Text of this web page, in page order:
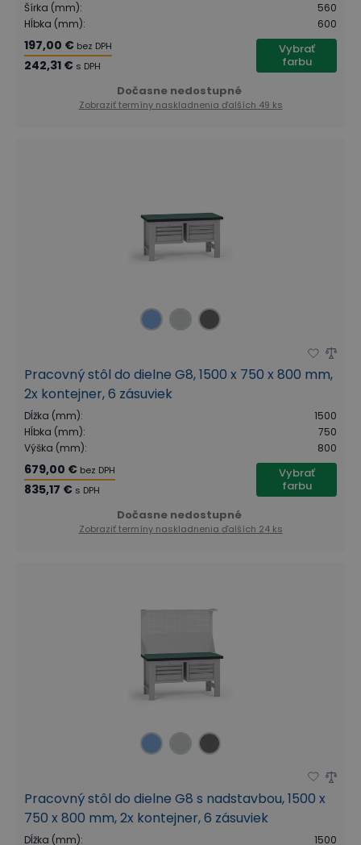
Šírka (mm):
560
Hĺbka (mm): 600
197,00 € bez DPH
242,31 € s DPH
Vybrať
farbu
Dočasne nedostupné
Zobraziť termíny naskladnenia ďalších 49 ks
Pracovný stôl do dielne G8, 1500 x 750 x 800 mm,
2x kontejner, 6 zásuviek
Dĺžka (mm):
1500
Hĺbka (mm):
750
Výška (mm): 800
679,00 € bez DPH
835,17 € s DPH
Vybrať
farbu
Dočasne nedostupné
Zobraziť termíny naskladnenia ďalších 24 ks
Pracovný stôl do dielne G8 s nadstavbou, 1500 x
750 x 800 mm, 2x kontejner, 6 zásuviek
Dĺžka (mm): 1500